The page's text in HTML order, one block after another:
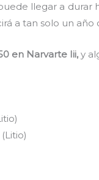
llegar a
a tan solo un año
en Narvarte Iii, y